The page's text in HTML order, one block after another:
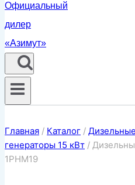
Главная / Каталог /
генераторы 15 кВт /
1РНМ19